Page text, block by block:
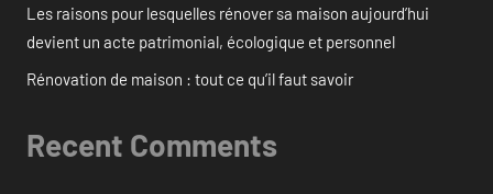
Les raisons pour lesquelles rénover sa maison aujourd’hui
devient un acte patrimonial, écologique et personnel
Rénovation de maison : tout ce qu’il faut savoir
Recent Comments